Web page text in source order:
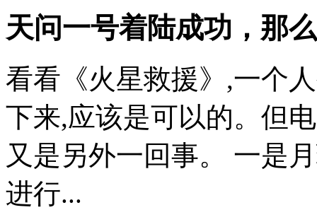
天问一号着陆成功，那
看看《火星救援》,一个
下来,应该是可以的。但
又是另外一回事。 一是
进行...